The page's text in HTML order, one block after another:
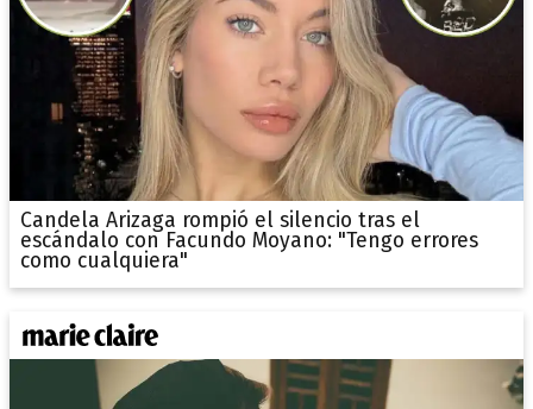
Candela Arizaga rompió el silencio tras el
escándalo con Facundo Moyano: "Tengo errores
como cualquiera"